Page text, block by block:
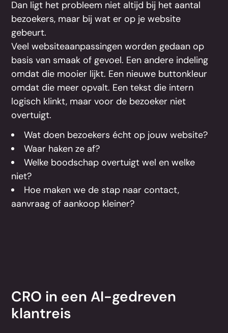
Dan ligt het probleem niet altijd bij het aantal
bezoekers, maar bij wat er op je website
gebeurt.
Veel websiteaanpassingen worden gedaan op
basis van smaak of gevoel. Een andere indeling
omdat die mooier lijkt. Een nieuwe buttonkleur
omdat die meer opvalt. Een tekst die intern
logisch klinkt, maar voor de bezoeker niet
overtuigt.
Wat doen bezoekers écht op jouw website?
Waar haken ze af?
Welke boodschap overtuigt wel en welke
niet?
Hoe maken we de stap naar contact,
aanvraag of aankoop kleiner?
CRO in een AI-gedreven
klantreis